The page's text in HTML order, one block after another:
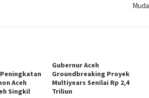
Muda
Aceh
Singkil
Gubernur Aceh
Groundbreaking Proyek
Multiyears Senilai Rp 2,4
Triliun